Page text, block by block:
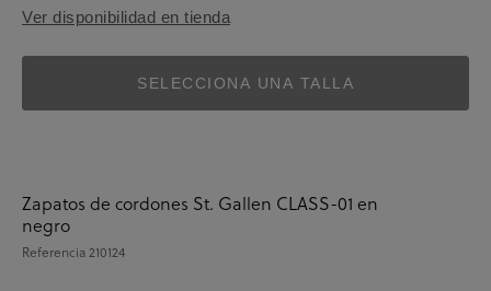
Ver disponibilidad en tienda
SELECCIONA UNA TALLA
Zapatos de cordones St. Gallen CLASS-01 en
negro
Referencia210124